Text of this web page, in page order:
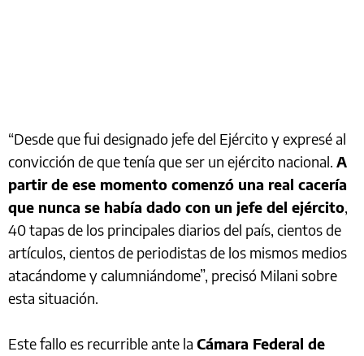
“Desde que fui designado jefe del Ejército y expresé al
convicción de que tenía que ser un ejército nacional. A
partir de ese momento comenzó una real cacería
que nunca se había dado con un jefe del ejército,
40 tapas de los principales diarios del país, cientos de
artículos, cientos de periodistas de los mismos medios
atacándome y calumniándome”, precisó Milani sobre
esta situación.
Este fallo es recurrible ante la Cámara Federal de